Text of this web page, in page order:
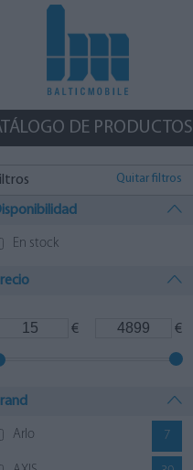
DE PRODUCTOS
Quitar filtros
En stock
€ €
Arlo 7